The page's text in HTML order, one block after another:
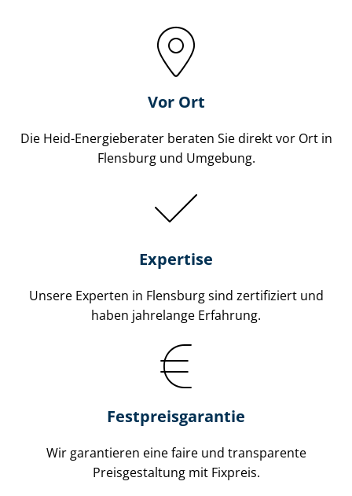
Vor Ort
Die Heid-Energieberater beraten Sie direkt vor Ort in
Flensburg und Umgebung.
Expertise
Unsere Experten in Flensburg sind zertifiziert und
haben jahrelange Erfahrung.
Fest­preis­ga­ran­tie
Wir garantieren eine faire und transparente
Preisgestaltung mit Fixpreis.